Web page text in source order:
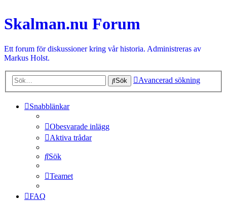
Skalman.nu Forum
Ett forum för diskussioner kring vår historia. Administreras av
Markus Holst.
Sök Avancerad sökning
Snabblänkar
Obesvarade inlägg
Aktiva trådar
Sök
Teamet
FAQ